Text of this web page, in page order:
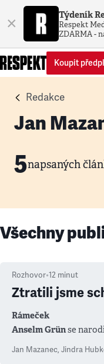
× Týdeník
Respekt
ZDARMA -
Koupit
Redakce
Jan
5napsaných
Všechny
Rozhovor•12 minut
Ztratili jsme
Rámeček
Anselm Grünse
letech vstoupil do
Jan Mazanec, Jindra